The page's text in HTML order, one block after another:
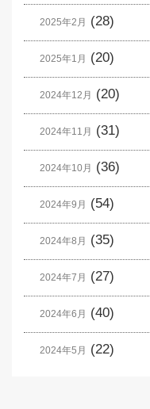
2025年2月 (28)
2025年1月 (20)
2024年12月 (20)
2024年11月 (31)
2024年10月 (36)
2024年9月 (54)
2024年8月 (35)
2024年7月 (27)
2024年6月 (40)
2024年5月 (22)